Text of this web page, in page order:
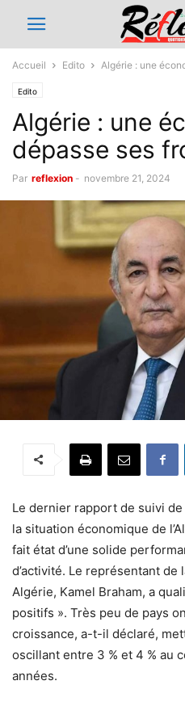
Accueil Edito Algérie : une
Edito
Algérie : une
dépasse ses
Par reflexion - novembre 21, 2024
Le dernier rapport de suivi
la situation économique de
fait état d’une solide
d’activité. Le représentant de
Algérie, Kamel Braham, a
positifs ». Très peu de pays
croissance, a-t-il déclaré,
oscillant entre 3 % et 4 % au
années.